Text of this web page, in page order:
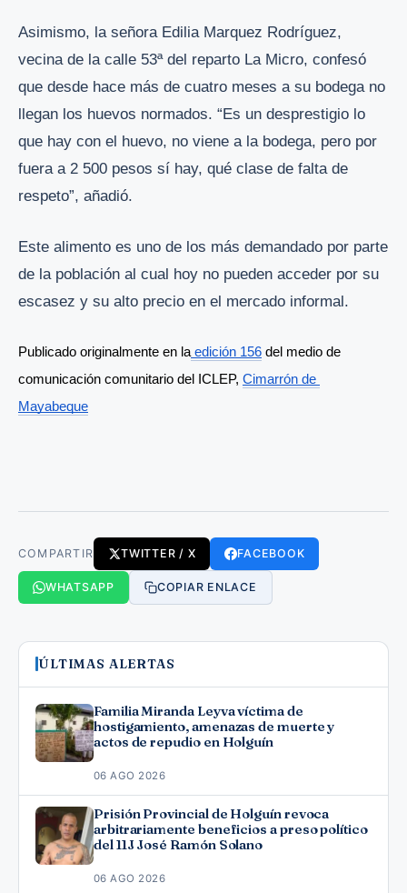
Asimismo, la señora Edilia Marquez Rodríguez,
vecina de la calle 53ª del reparto La Micro, confesó
que desde hace más de cuatro meses a su bodega no
llegan los huevos normados. “Es un desprestigio lo
que hay con el huevo, no viene a la bodega, pero por
fuera a 2 500 pesos sí hay, qué clase de falta de
respeto”, añadió.
Este alimento es uno de los más demandado por parte
de la población al cual hoy no pueden acceder por su
escasez y su alto precio en el mercado informal.
Publicado originalmente en la edición 156 del medio de
comunicación comunitario del ICLEP, Cimarrón de
Mayabeque
COMPARTIR TWITTER / X FACEBOOK
WHATSAPP COPIAR ENLACE
ÚLTIMAS ALERTAS
Familia Miranda Leyva víctima de
hostigamiento, amenazas de muerte y
actos de repudio en Holguín
06 AGO 2026
Prisión Provincial de Holguín revoca
arbitrariamente beneficios a preso político
del 11J José Ramón Solano
06 AGO 2026